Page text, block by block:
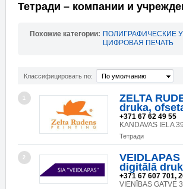
Тетради – компании и
Похожие категории: ПОЛИГРАФИЧЕСКИЕ
ЦИФРОВАЯ ПЕЧАТЬ
Классифицировать по: По умолчанию
1
ZELTA
druka,
+371 67 62 49 55
KANDAVAS IELA
Тетради
2
digitālā
+371 67 607 701,
VIENĪBAS GATVE